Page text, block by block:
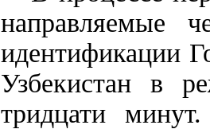
направляемые
идентификации
Узбекистан в
тридцати